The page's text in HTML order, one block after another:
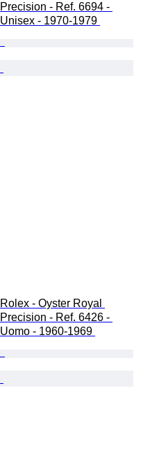
Precision - Ref. 6694 -
Unisex - 1970-1979
Rolex - Oyster Royal
Precision - Ref. 6426 -
Uomo - 1960-1969